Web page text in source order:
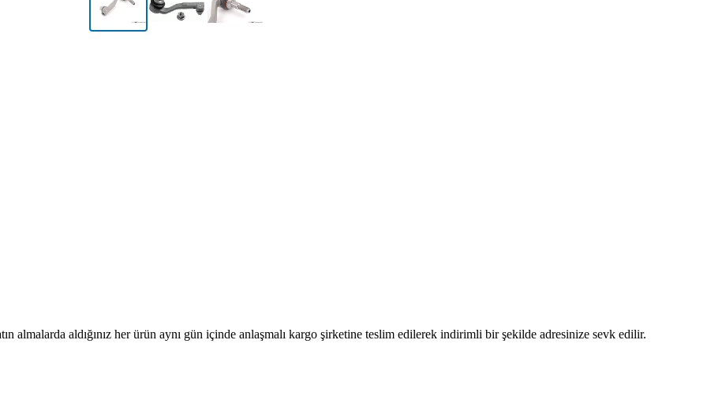
almalarda aldığınız her ürün aynı gün içinde anlaşmalı kargo şirketine teslim edilerek indirimli bir şekilde adresinize sevk edilir.